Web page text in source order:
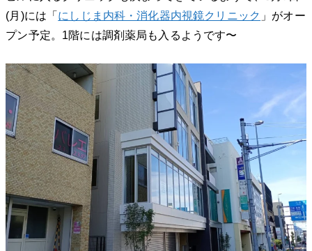
(月)には「 にしじま内科・消化器内視鏡クリニック 」がオー
プン予定。1階には調剤薬局も入るようです〜